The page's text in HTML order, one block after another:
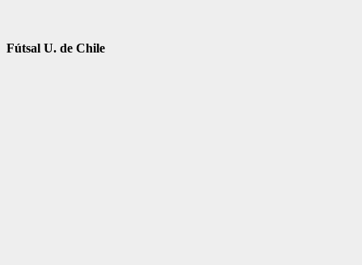
Fútsal U. de Chile